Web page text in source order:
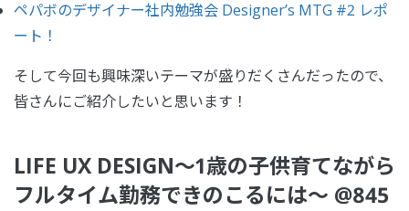
ペパボのデザイナー社内勉強会 Designer’s MTG #2 レポ
ート！
そして今回も興味深いテーマが盛りだくさんだったので、
皆さんにご紹介したいと思います！
LIFE UX DESIGN〜1歳の子供育てながら
フルタイム勤務できのこるには〜 @845